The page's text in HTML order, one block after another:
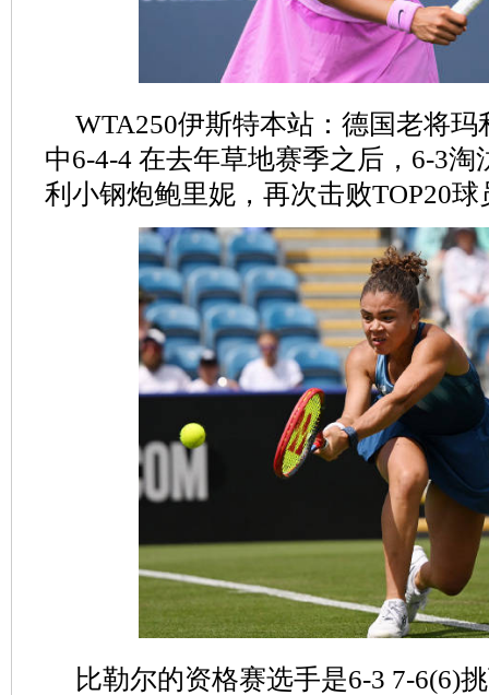
WTA250伊斯特本站：德国老将
中6-4-4 在去年草地赛季之后，6-3
利小钢炮鲍里妮，再次击败TOP20球
比勒尔的资格赛选手是6-3 7-6(6)